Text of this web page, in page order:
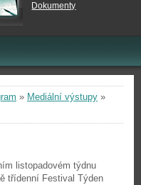
Dokumenty
» Mediální výstupy »
listopadovém týdnu
třídenní Festival Týden